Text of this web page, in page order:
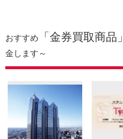
おすすめ 「金券買取商品」
金します～